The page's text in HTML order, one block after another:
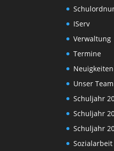
IServ
Verwaltung
Termine
Neuigkeiten
Unser Team
Schuljahr
Schuljahr
Schuljahr
Sozialarbeit